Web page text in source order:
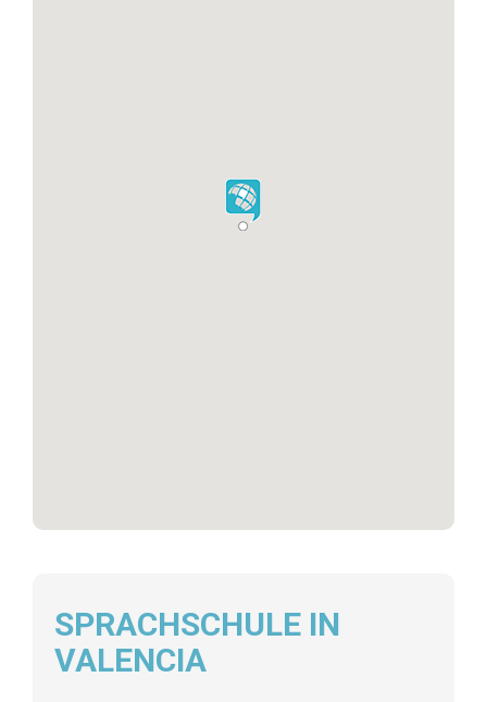
SPRACHSCHULE IN
VALENCIA